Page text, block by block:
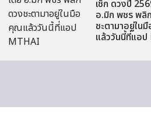
เช็ก ดวงปี
อ.มิก พชร พลิ
ชะตามาอยู่ใน
แล้ววันนี้ที่แอ